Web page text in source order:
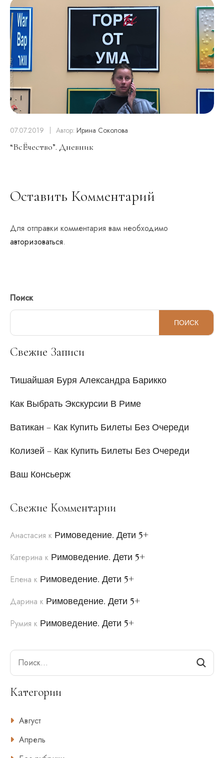
07.07.2019 Автор: Ирина Соколова
“ВсЁчество”. Дневник
Оставить Комментарий
Для отправки комментария вам необходимо
авторизоваться.
Поиск
ПОИСК
Свежие Записи
Тишайшая Буря Александра Барикко
Как Выбрать Экскурсии В Риме
Ватикан – Как Купить Билеты Без Очереди
Колизей – Как Купить Билеты Без Очереди
Ваш Консьерж
Свежие Комментарии
Анастасия к Римоведение. Дети 5+
Катерина к Римоведение. Дети 5+
Елена к Римоведение. Дети 5+
Дарина к Римоведение. Дети 5+
Румия к Римоведение. Дети 5+
Search
Категории
Август
Апрель